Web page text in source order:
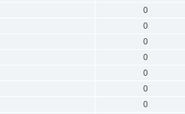
0
0
0
0
0
0
0